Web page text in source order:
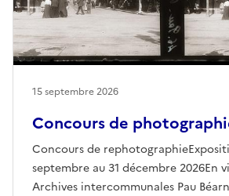
Concours de
Concours de
septembre au 31 décembre 2026En
Archives intercommunales Pau
15 septembre 2026